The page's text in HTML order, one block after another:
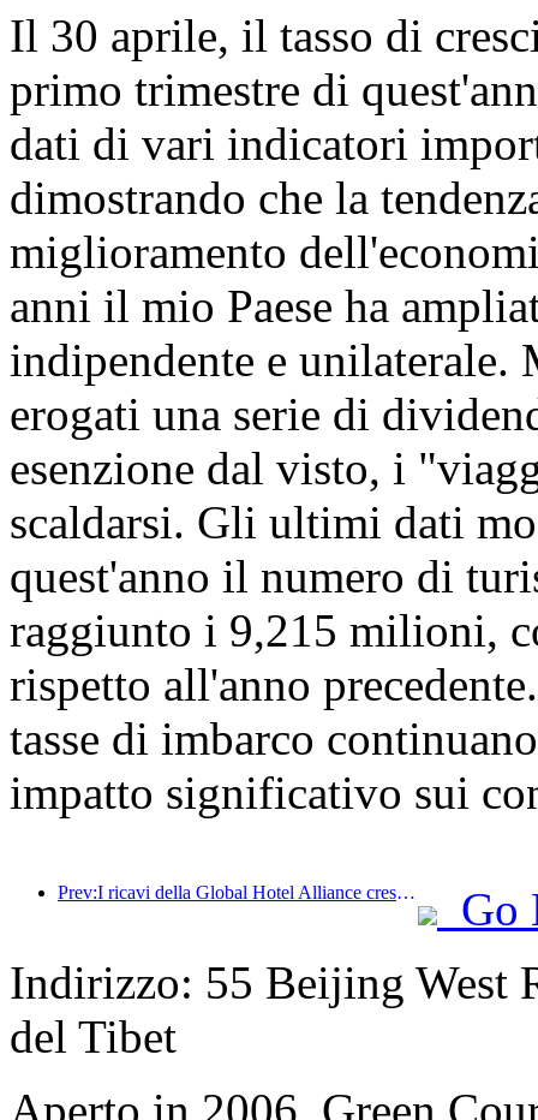
Il 30 aprile, il tasso di
primo trimestre di
dati di vari indicatori
dimostrando che la
miglioramento
anni il mio Paese ha
indipendente e unilaterale.
erogati una serie di
esenzione dal visto, i
scaldarsi. Gli ultimi dati
quest'anno il numero di
raggiunto i 9,215 milioni,
rispetto all'anno
tasse di imbarco
impatto significativo sui
Prev:I ricavi della Global Hotel Alliance cresceranno del 15% nel primo trimestre del 2025
Go
Indirizzo: 55 Beijing West
del Tibet
Aperto in 2006, Green